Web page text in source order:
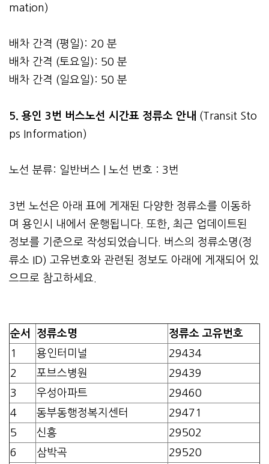
mation)
배차 간격 (평일): 20 분
배차 간격 (토요일): 50 분
배차 간격 (일요일): 50 분
5. 용인 3번 버스노선 시간표 정류소 안내 (Transit Sto
ps Information)
노선 분류: 일반버스 | 노선 번호 : 3번
3번 노선은 아래 표에 게재된 다양한 정류소를 이동하
며 용인시 내에서 운행됩니다. 또한, 최근 업데이트된
정보를 기준으로 작성되었습니다. 버스의 정류소명(정
류소 ID) 고유번호와 관련된 정보도 아래에 게재되어 있
으므로 참고하세요.
순서 정류소명
정류소 고유번호
1
용인터미널
29434
2
포브스병원
29439
3
우성아파트
29460
4
동부동행정복지센터
29471
5
신흥
29502
6
삼박곡
29520